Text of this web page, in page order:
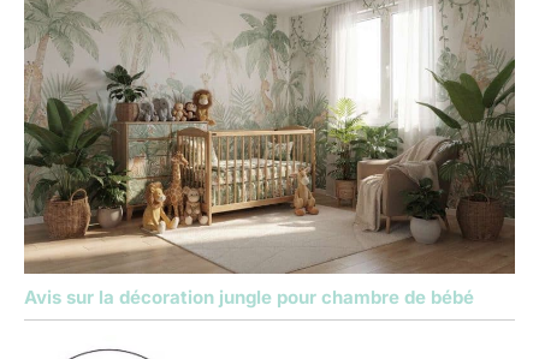
Avis sur la décoration jungle pour chambre de bébé